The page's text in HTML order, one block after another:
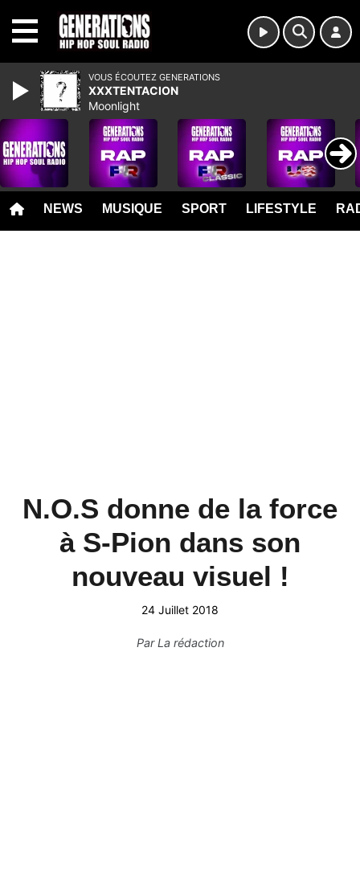
NEWS MUSIQUE SPORT LIFESTYLE
N.O.S donne de la force
à S-Pion dans son
nouveau visuel !
24 Juillet 2018
ParLa rédaction
VOUS ÉCOUTEZ GENERATIONS
XXXTENTACION
Moonlight